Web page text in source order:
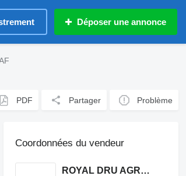
Déposer une annonce
PDF Partager Problème
Coordonnées du vendeur
ROYAL DRU AGRO S.R.L.